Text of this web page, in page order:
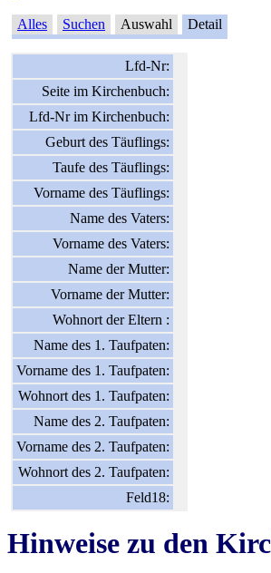
Alles Suchen Auswahl Detail
Lfd-Nr:
Seite im Kirchenbuch:
Lfd-Nr im Kirchenbuch:
Geburt des Täuflings:
Taufe des Täuflings:
Vorname des Täuflings:
Name des Vaters:
Vorname des Vaters:
Name der Mutter:
Vorname der Mutter:
Wohnort der Eltern :
Name des 1. Taufpaten:
Vorname des 1. Taufpaten:
Wohnort des 1. Taufpaten:
Name des 2. Taufpaten:
Vorname des 2. Taufpaten:
Wohnort des 2. Taufpaten:
Feld18:
Hinweise zu den